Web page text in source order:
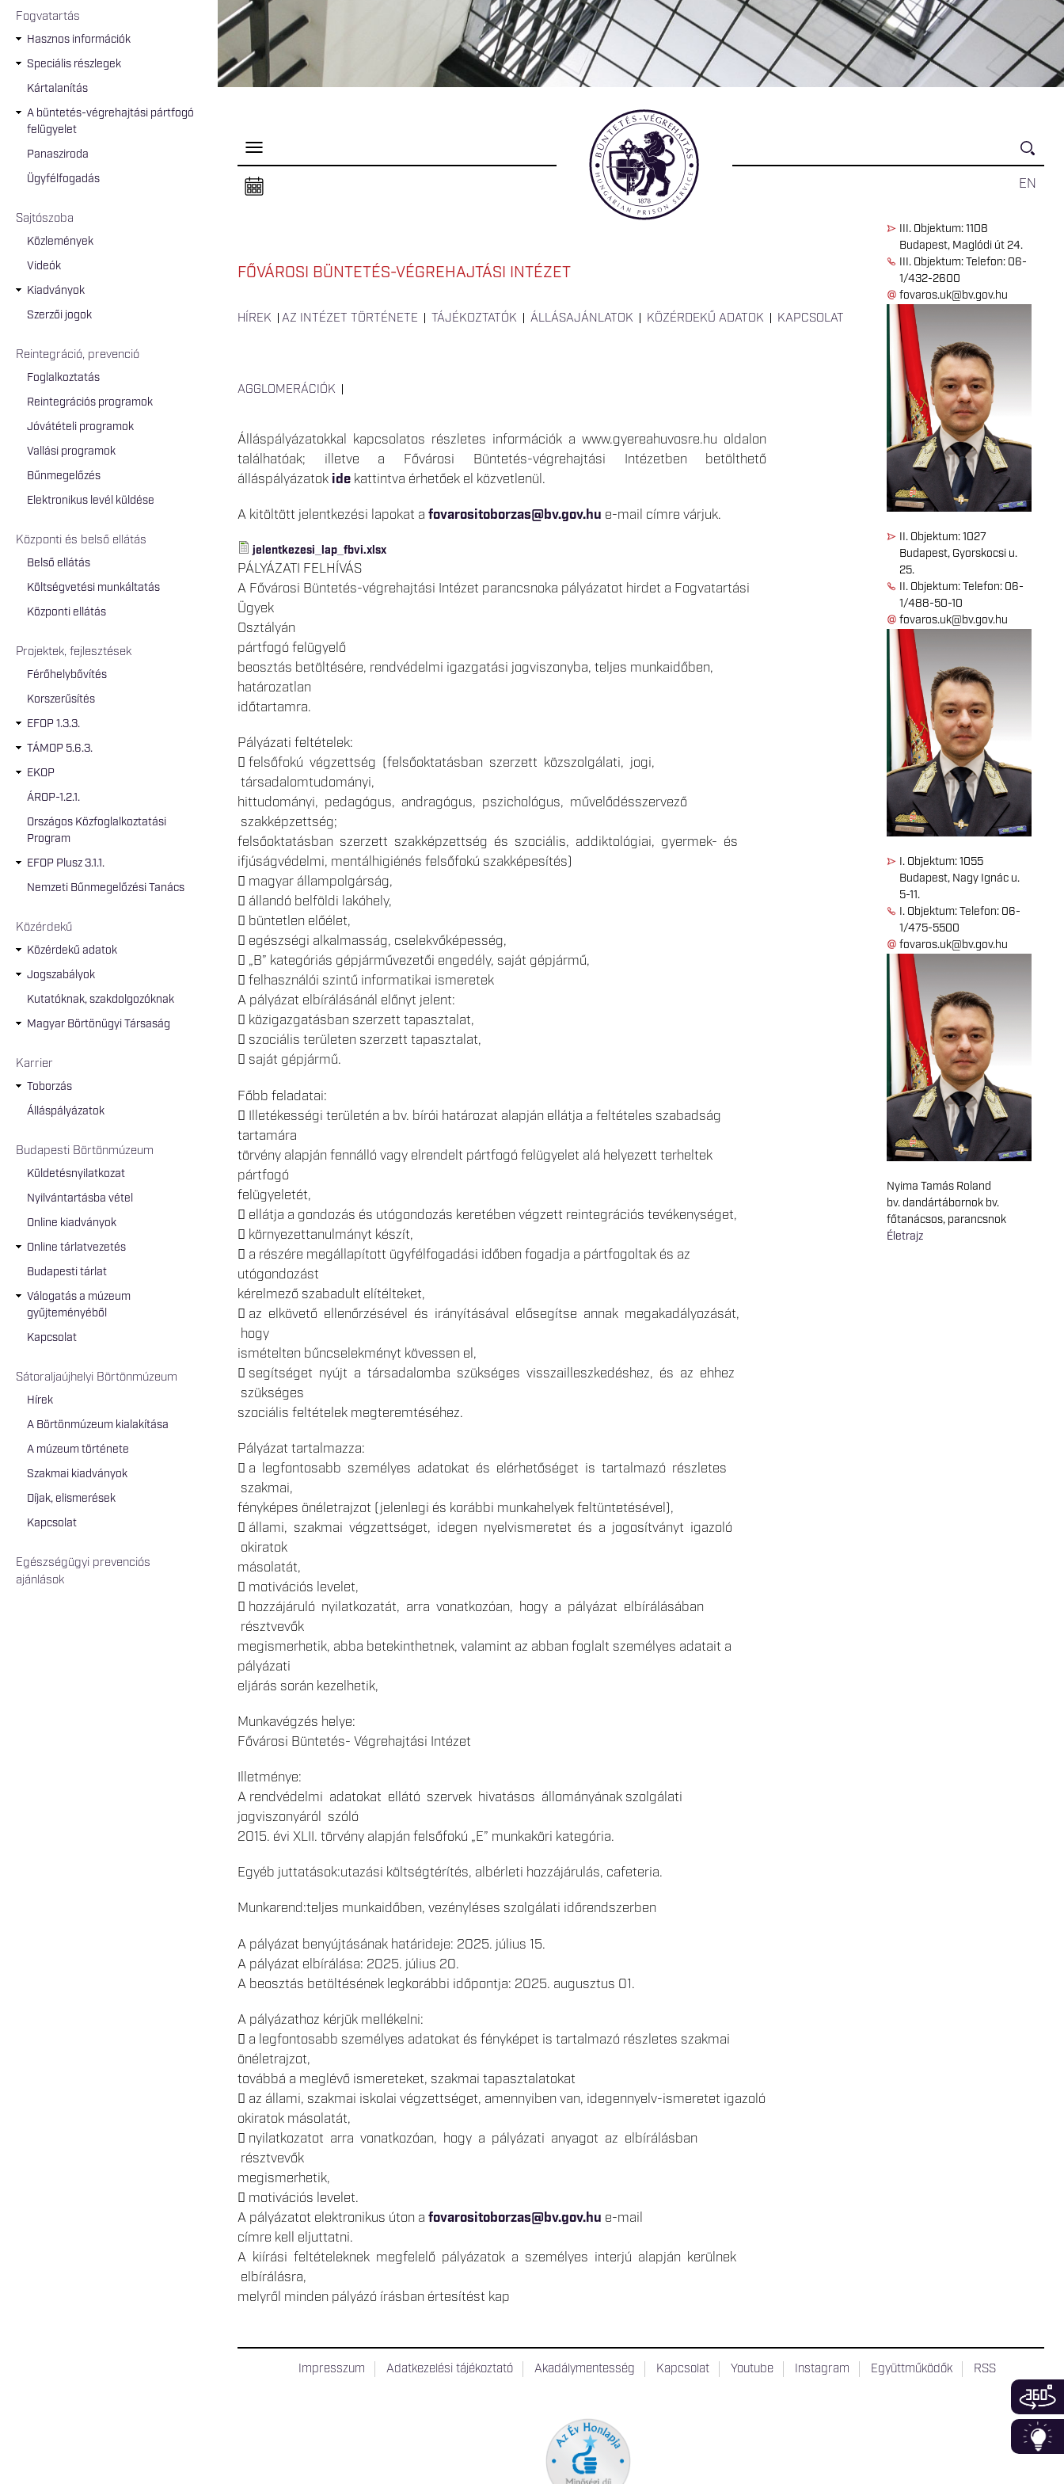
Fogvatartás
Hasznos információk
Speciális részlegek
Kártalanítás
A büntetés-végrehajtási pártfogó
felügyelet
Panasziroda
Ügyfélfogadás
Sajtószoba
Közlemények
Videók
Kiadványok
Szerzői jogok
Reintegráció, prevenció
Foglalkoztatás
Reintegrációs programok
Jóvátételi programok
Vallási programok
Bűnmegelőzés
Elektronikus levél küldése
Központi és belső ellátás
Belső ellátás
Költségvetési munkáltatás
Központi ellátás
Projektek, fejlesztések
Férőhelybővítés
Korszerűsítés
EFOP 1.3.3.
TÁMOP 5.6.3.
EKOP
ÁROP-1.2.1.
Országos Közfoglalkoztatási
Program
EFOP Plusz 3.1.1.
Nemzeti Bűnmegelőzési Tanács
Közérdekű
Közérdekű adatok
Jogszabályok
Kutatóknak, szakdolgozóknak
Magyar Börtönügyi Társaság
Karrier
Toborzás
Álláspályázatok
Budapesti Börtönmúzeum
Küldetésnyilatkozat
Nyilvántartásba vétel
Online kiadványok
Online tárlatvezetés
Budapesti tárlat
Válogatás a múzeum
gyűjteményéből
Kapcsolat
Sátoraljaújhelyi Börtönmúzeum
Hírek
A Börtönmúzeum kialakítása
A múzeum története
Szakmai kiadványok
Díjak, elismerések
Kapcsolat
Egészségügyi prevenciós
ajánlások
EN
P
e
l
s
a
FŐVÁROSI BÜNTETÉS-VÉGREHAJTÁSI INTÉZET
III. Objektum: 1108
Budapest, Maglódi út 24.
III. Objektum: Telefon: 06-
1/432-2600
fovaros.uk@bv.gov.hu
II. Objektum: 1027
Budapest, Gyorskocsi u.
25.
II. Objektum: Telefon: 06-
1/488-50-10
fovaros.uk@bv.gov.hu
I. Objektum: 1055
Budapest, Nagy Ignác u.
5-11.
I. Objektum: Telefon: 06-
1/475-5500
fovaros.uk@bv.gov.hu
Nyima Tamás Roland
bv. dandártábornok bv.
főtanácsos, parancsnok
Életrajz
HÍREK AZ INTÉZET TÖRTÉNETE TÁJÉKOZTATÓK ÁLLÁSAJÁNLATOK KÖZÉRDEKŰ ADATOK KAPCSOLAT
AGGLOMERÁCIÓK
Álláspályázatokkal kapcsolatos részletes információk a www.gyereahuvosre.hu oldalon
találhatóak; illetve a Fővárosi Büntetés-végrehajtási Intézetben betölthető
álláspályázatok ide kattintva érhetőek el közvetlenül.
A kitöltött jelentkezési lapokat a fovarositoborzas@bv.gov.hu e-mail címre várjuk.
jelentkezesi_lap_fbvi.xlsx
PÁLYÁZATI FELHÍVÁS
A Fővárosi Büntetés-végrehajtási Intézet parancsnoka pályázatot hirdet a Fogvatartási
Ügyek
Osztályán
pártfogó felügyelő
beosztás betöltésére, rendvédelmi igazgatási jogviszonyba, teljes munkaidőben,
határozatlan
időtartamra.
Pályázati feltételek:
 felsőfokú végzettség (felsőoktatásban szerzett közszolgálati, jogi,
társadalomtudományi,
hittudományi, pedagógus, andragógus, pszichológus, művelődésszervező
szakképzettség;
felsőoktatásban szerzett szakképzettség és szociális, addiktológiai, gyermek- és
ifjúságvédelmi, mentálhigiénés felsőfokú szakképesítés)
 magyar állampolgárság,
 állandó belföldi lakóhely,
 büntetlen előélet,
 egészségi alkalmasság, cselekvőképesség,
 „B” kategóriás gépjárművezetői engedély, saját gépjármű,
 felhasználói szintű informatikai ismeretek
A pályázat elbírálásánál előnyt jelent:
 közigazgatásban szerzett tapasztalat,
 szociális területen szerzett tapasztalat,
 saját gépjármű.
Főbb feladatai:
 Illetékességi területén a bv. bírói határozat alapján ellátja a feltételes szabadság
tartamára
törvény alapján fennálló vagy elrendelt pártfogó felügyelet alá helyezett terheltek
pártfogó
felügyeletét,
 ellátja a gondozás és utógondozás keretében végzett reintegrációs tevékenységet,
 környezettanulmányt készít,
 a részére megállapított ügyfélfogadási időben fogadja a pártfogoltak és az
utógondozást
kérelmező szabadult elítélteket,
 az elkövető ellenőrzésével és irányításával elősegítse annak megakadályozását,
hogy
ismételten bűncselekményt kövessen el,
 segítséget nyújt a társadalomba szükséges visszailleszkedéshez, és az ehhez
szükséges
szociális feltételek megteremtéséhez.
Pályázat tartalmazza:
 a legfontosabb személyes adatokat és elérhetőséget is tartalmazó részletes
szakmai,
fényképes önéletrajzot (jelenlegi és korábbi munkahelyek feltüntetésével),
 állami, szakmai végzettséget, idegen nyelvismeretet és a jogosítványt igazoló
okiratok
másolatát,
 motivációs levelet,
 hozzájáruló nyilatkozatát, arra vonatkozóan, hogy a pályázat elbírálásában
résztvevők
megismerhetik, abba betekinthetnek, valamint az abban foglalt személyes adatait a
pályázati
eljárás során kezelhetik,
Munkavégzés helye:
Fővárosi Büntetés- Végrehajtási Intézet
Illetménye:
A rendvédelmi adatokat ellátó szervek hivatásos állományának szolgálati
jogviszonyáról szóló
2015. évi XLII. törvény alapján felsőfokú „E” munkaköri kategória.
Egyéb juttatások:utazási költségtérítés, albérleti hozzájárulás, cafeteria.
Munkarend:teljes munkaidőben, vezényléses szolgálati időrendszerben
A pályázat benyújtásának határideje: 2025. július 15.
A pályázat elbírálása: 2025. július 20.
A beosztás betöltésének legkorábbi időpontja: 2025. augusztus 01.
A pályázathoz kérjük mellékelni:
 a legfontosabb személyes adatokat és fényképet is tartalmazó részletes szakmai
önéletrajzot,
továbbá a meglévő ismereteket, szakmai tapasztalatokat
 az állami, szakmai iskolai végzettséget, amennyiben van, idegennyelv-ismeretet igazoló
okiratok másolatát,
 nyilatkozatot arra vonatkozóan, hogy a pályázati anyagot az elbírálásban
résztvevők
megismerhetik,
 motivációs levelet.
A pályázatot elektronikus úton a fovarositoborzas@bv.gov.hu e-mail
címre kell eljuttatni.
A kiírási feltételeknek megfelelő pályázatok a személyes interjú alapján kerülnek
elbírálásra,
melyről minden pályázó írásban értesítést kap
Impresszum Adatkezelési tájékoztató Akadálymentesség Kapcsolat Youtube Instagram Együttműködők RSS